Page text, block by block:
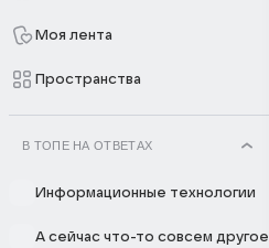
Моя лента
Пространства
В ТОПЕ НА ОТВЕТАХ
Информационные технологии
А сейчас что-то совсем другое